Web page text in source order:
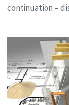
continuation –